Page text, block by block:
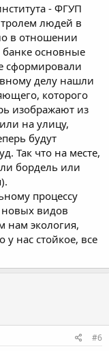
- ФГУП
людей в
в отношении
банке основные
сформировали
делу нашли
которого
изображают из
на улицу,
будут
Так что на месте,
бордель или
процессу
видов
нам экология,
нас стойкое, все
#6